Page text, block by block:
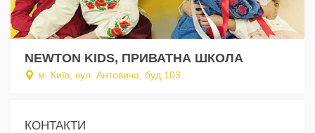
NEWTON KIDS, ПРИВАТНА ШКОЛА
м. Київ, вул. Антовича, буд.103
КОНТАКТИ